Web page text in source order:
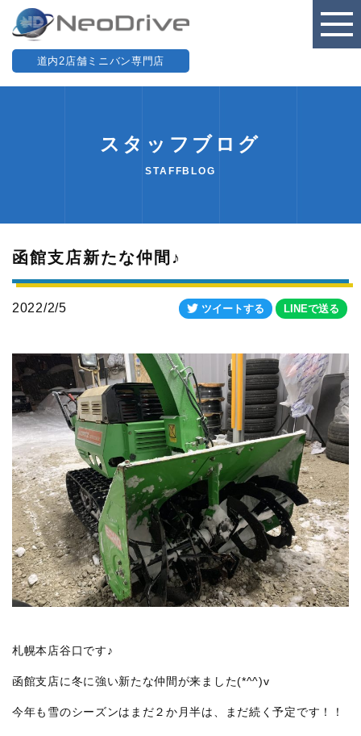
道内2店舗ミニバン専門店
スタッフブログ
STAFFBLOG
函館支店新たな仲間♪
2022/2/5 ツイートする LINEで送る
札幌本店谷口です♪
函館支店に冬に強い新たな仲間が来ました(*^^)v
今年も雪のシーズンはまだ２か月半は、まだ続く予定です！！